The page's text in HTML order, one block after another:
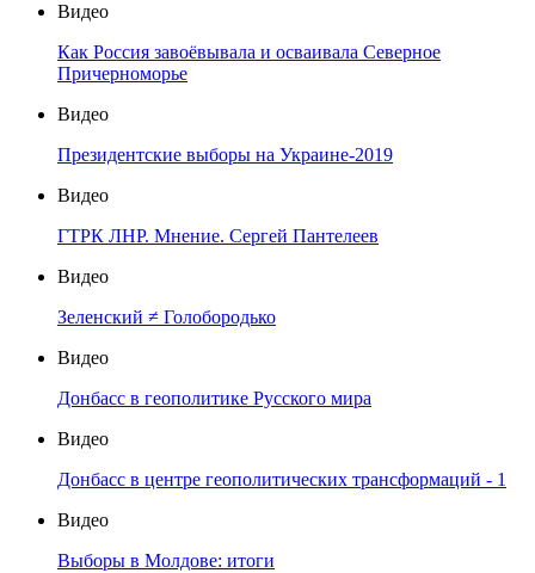
Видео
Как Россия завоёвывала и осваивала Северное
Причерноморье
Видео
Президентские выборы на Украине-2019
Видео
ГТРК ЛНР. Мнение. Сергей Пантелеев
Видео
Зеленский ≠ Голобородько
Видео
Донбасс в геополитике Русского мира
Видео
Донбасс в центре геополитических трансформаций - 1
Видео
Выборы в Молдове: итоги